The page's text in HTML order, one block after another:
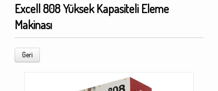
Excell 808 Yüksek Kapasiteli Eleme
Makinası
Geri